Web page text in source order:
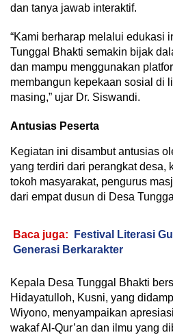
dan tanya jawab interaktif.
“Kami berharap melalui edukasi
Tunggal Bhakti semakin bijak
dan mampu menggunakan
membangun kepekaan sosial di
masing,” ujar Dr. Siswandi.
Antusias Peserta
Kegiatan ini disambut antusias
yang terdiri dari perangkat desa,
tokoh masyarakat, pengurus
dari empat dusun di Desa
Baca juga:
Festival Literasi
Generasi Berkarakter
Kepala Desa Tunggal Bhakti
Hidayatulloh, Kusni, yang
Wiyono, menyampaikan
wakaf Al-Qur’an dan ilmu yang